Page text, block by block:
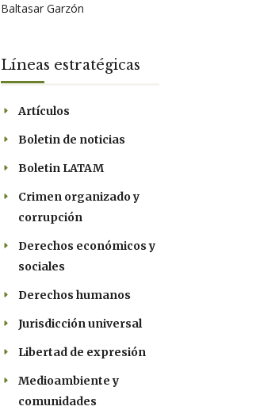
Baltasar Garzón
Líneas estratégicas
Artículos
Boletin de noticias
Boletin LATAM
Crimen organizado y
corrupción
Derechos económicos y
sociales
Derechos humanos
Jurisdicción universal
Libertad de expresión
Medioambiente y
comunidades